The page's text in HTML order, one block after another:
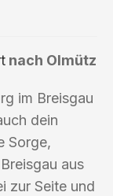
nach Olmütz
im Breisgau
dein
Sorge,
aus
zur Seite und